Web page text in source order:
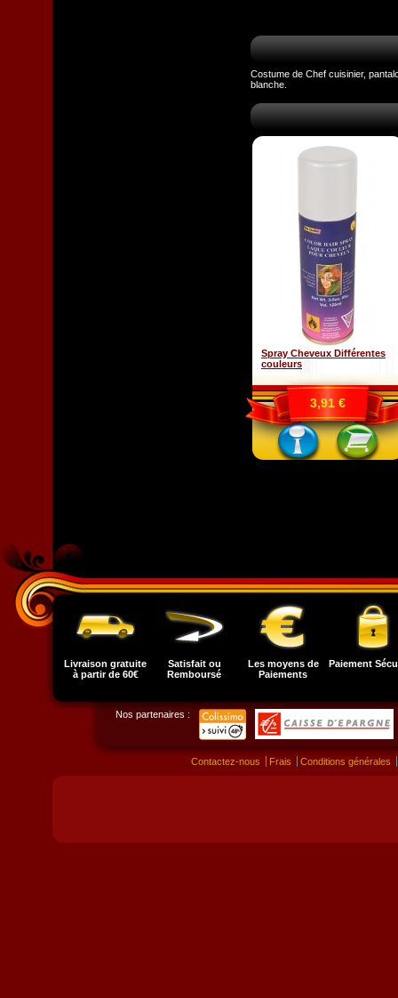
Costume de Chef cuisinier,
blanche.
Spray Cheveux Différentes
couleurs
3,91 €
Livraison gratuite
à partir de 60€
Satisfait ou
Remboursé
Les moyens de
Paiements
Paiement
Nos partenaires :
Contactez-nous Frais Conditions générales